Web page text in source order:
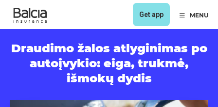
Get app MENU
Draudimo žalos atlyginimas po
autoįvykio: eiga, trukmė,
išmokų dydis